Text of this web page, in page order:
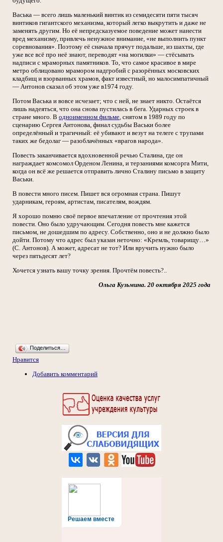
Решаем вместе
Васька — всего лишь маленький винтик из семидесяти пяти тысяч
винтиков гигантского механизма, который легко выкрутить и даже не
заменять другим. Но её непредсказуемое поведение может нанести
вред механизму, привлечь ненужное внимание, «не выполнить пункт
соревнования». Поэтому её сначала прячут подальше, из шахты, где
уже все всё про неё знают, переводят «на могилки» — стёсывать
надписи с мраморных памятников. То, что самое красивое в мире
метро облицовано мрамором надгробий с разорённых московских
кладбищ и взорванных храмов, факт известный, но малосимпатичный
— Антонов сказал об этом уже в1974 году.
Потом Васька и вовсе исчезает; что с ней, не знает никто. Остаётся
лишь надеяться, что она снова пустилась в бега. Ударных строек в
стране много. В одноименном фильме, снятом в 1989 году по
сценарию Сергея Антонова, финал судьбы Васьки более
определённый и трагичный: её убивают и везут на телеге с трупами
таких же бедолаг — разоблачённых «врагов народа».
Повесть заканчивается вдохновенной речью Сталина, где он
награждает комсомол Орденом Ленина, и терзаниями комсорга Мити,
когда он всё же решается отправить лично Сталину письмо в защиту
Васьки.
В повести много писем. Пишет вся огромная страна. Пишут
ударникам, героям, артистам, писателям, вождям.
Я хорошо помню своё первое впечатление от прочтения этой
повести. Оно было удручающим. Сегодня повесть мне кажется
письмом, не дошедшим по адресу. Собственно, оно и не должно было
дойти. Потому что адрес был указан неточно: «Кремль, товарищу…»
(С. Антонов). А может, адресат не тот? Или вручить нужно было
через пятьдесят лет?
Хочется узнать вашу точку зрения. Прочтём повесть?..
Ольга Кузьмина. 20 октября 2025 года
Поделиться…
Нравится
Добавить комментарий